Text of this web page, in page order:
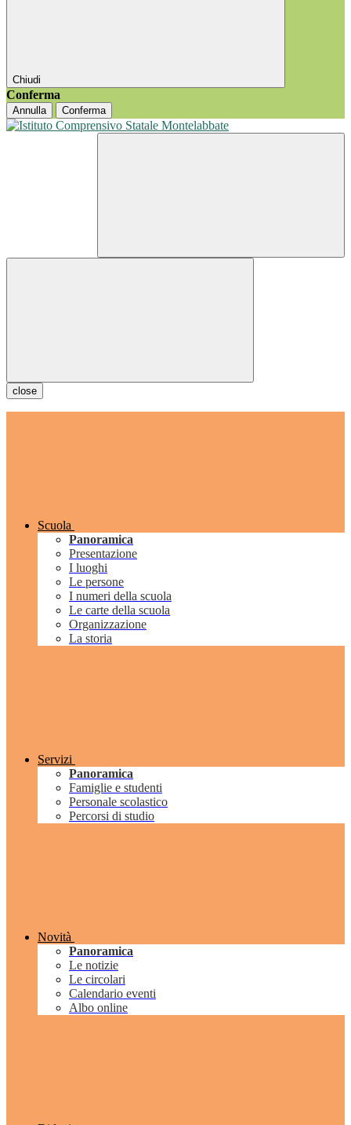
Chiudi
Conferma
Annulla Conferma
close
Scuola
Panoramica
Presentazione
I luoghi
Le persone
I numeri della scuola
Le carte della scuola
Organizzazione
La storia
Servizi
Panoramica
Famiglie e studenti
Personale scolastico
Percorsi di studio
Novità
Panoramica
Le notizie
Le circolari
Calendario eventi
Albo online